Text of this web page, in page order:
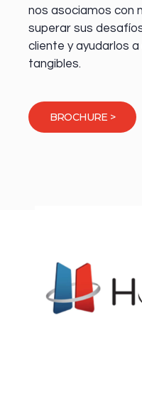
nos asociamos con
superar sus
cliente y ayudarlos
tangibles.
BROCHURE >